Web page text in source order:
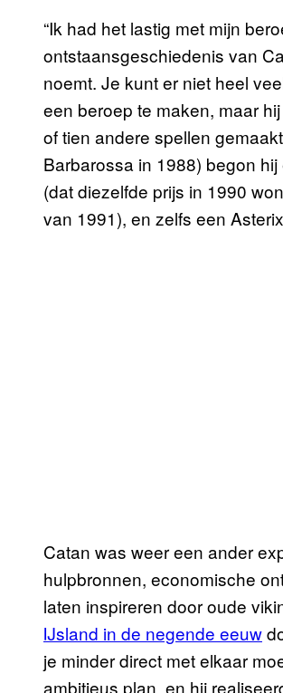
“Ik had het lastig met mijn
ontstaansgeschiedenis van
noemt. Je kunt er niet heel
een beroep te maken, maar
of tien andere spellen
Barbarossa in 1988) begon
(dat diezelfde prijs in 1990
van 1991), en zelfs een
Catan was weer een ander
hulpbronnen, economische
laten inspireren door oude
IJsland in de negende eeuw
je minder direct met elkaar
ambitieus plan, en hij